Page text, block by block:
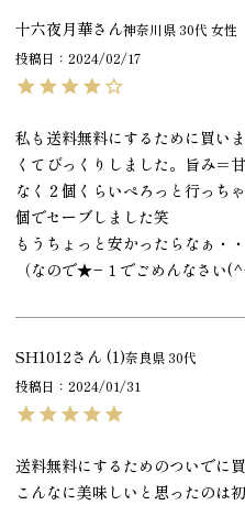
十六夜月華 神奈川県 30代 女性
投稿日
2024/02/17
私も送料無料にするために買い
くてびっくりしました。旨み＝
なく２個くらいぺろっと行っち
個でセーブしました笑
もうちょっと安かったらなぁ・
（なので★−１でごめんなさい
SH1012 1 奈良県 30代
投稿日
2024/01/31
送料無料にするためのついでに
こんなに美味しいと思ったのは